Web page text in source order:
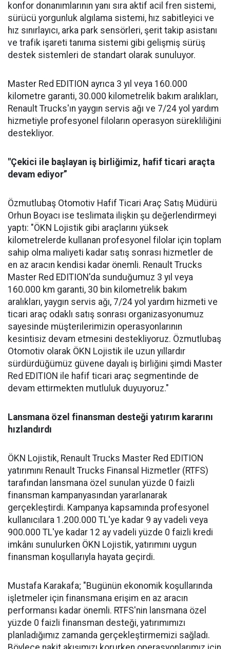
konfor donanımlarının yanı sıra aktif acil fren sistemi,
sürücü yorgunluk algılama sistemi, hız sabitleyici ve
hız sınırlayıcı, arka park sensörleri, şerit takip asistanı
ve trafik işareti tanıma sistemi gibi gelişmiş sürüş
destek sistemleri de standart olarak sunuluyor.
Master Red EDITION ayrıca 3 yıl veya 160.000
kilometre garanti, 30.000 kilometrelik bakım aralıkları,
Renault Trucks'ın yaygın servis ağı ve 7/24 yol yardım
hizmetiyle profesyonel filoların operasyon sürekliliğini
destekliyor.
"Çekici ile başlayan iş birliğimiz, hafif ticari araçta
devam ediyor”
Özmutlubaş Otomotiv Hafif Ticari Araç Satış Müdürü
Orhun Boyacı ise teslimata ilişkin şu değerlendirmeyi
yaptı: "ÖKN Lojistik gibi araçlarını yüksek
kilometrelerde kullanan profesyonel filolar için toplam
sahip olma maliyeti kadar satış sonrası hizmetler de
en az aracın kendisi kadar önemli. Renault Trucks
Master Red EDITION'da sunduğumuz 3 yıl veya
160.000 km garanti, 30 bin kilometrelik bakım
aralıkları, yaygın servis ağı, 7/24 yol yardım hizmeti ve
ticari araç odaklı satış sonrası organizasyonumuz
sayesinde müşterilerimizin operasyonlarının
kesintisiz devam etmesini destekliyoruz. Özmutlubaş
Otomotiv olarak ÖKN Lojistik ile uzun yıllardır
sürdürdüğümüz güvene dayalı iş birliğini şimdi Master
Red EDITION ile hafif ticari araç segmentinde de
devam ettirmekten mutluluk duyuyoruz."
Lansmana özel finansman desteği yatırım kararını
hızlandırdı
ÖKN Lojistik, Renault Trucks Master Red EDITION
yatırımını Renault Trucks Finansal Hizmetler (RTFS)
tarafından lansmana özel sunulan yüzde 0 faizli
finansman kampanyasından yararlanarak
gerçekleştirdi. Kampanya kapsamında profesyonel
kullanıcılara 1.200.000 TL'ye kadar 9 ay vadeli veya
900.000 TL'ye kadar 12 ay vadeli yüzde 0 faizli kredi
imkânı sunulurken ÖKN Lojistik, yatırımını uygun
finansman koşullarıyla hayata geçirdi.
Mustafa Karakafa; "Bugünün ekonomik koşullarında
işletmeler için finansmana erişim en az aracın
performansı kadar önemli. RTFS'nin lansmana özel
yüzde 0 faizli finansman desteği, yatırımımızı
planladığımız zamanda gerçekleştirmemizi sağladı.